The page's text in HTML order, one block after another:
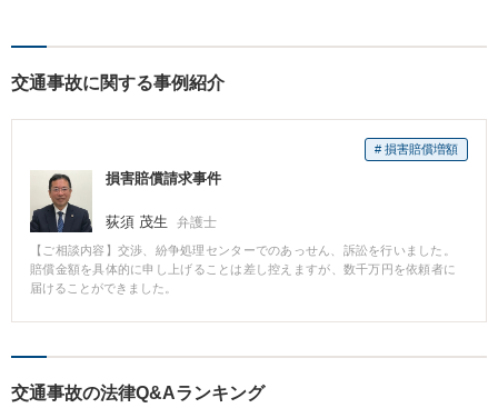
ています。 暮らしのトラブ
交通事故に関する事例紹介
# 損害賠償増額
損害賠償請求事件
荻須 茂生 弁護士
【ご相談内容】交渉、紛争処理センターでのあっせん、訴訟を行いました。
賠償金額を具体的に申し上げることは差し控えますが、数千万円を依頼者に
届けることができました。
交通事故の法律Q&Aランキング